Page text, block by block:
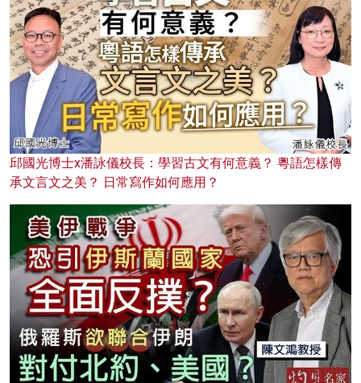
邱國光博士x潘詠儀校長：學習古文有何意義？ 粵語怎樣傳
承文言文之美？ 日常寫作如何應用？